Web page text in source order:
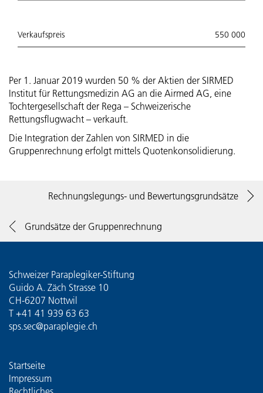
Verkaufspreis 550 000
Per 1. Januar 2019 wurden 50 % der Aktien der SIRMED
Institut für Rettungsmedizin AG an die Airmed AG, eine
Tochtergesellschaft der Rega – Schweizerische
Rettungsflugwacht – verkauft.
Die Integration der Zahlen von SIRMED in die
Gruppenrechnung erfolgt mittels Quotenkonsolidierung.
Grundsätze der Gruppenrechnung
Rechnungslegungs- und Bewertungsgrundsätze
Schweizer Paraplegiker-Stiftung
Guido A. Zäch Strasse 10
CH-6207 Nottwil
T +41 41 939 63 63
sps.sec@paraplegie.ch
Startseite
Impressum